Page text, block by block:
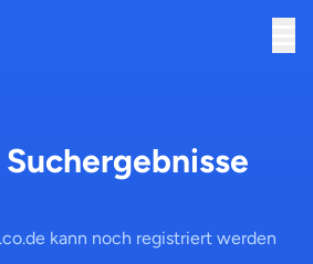
kann noch registriert werden